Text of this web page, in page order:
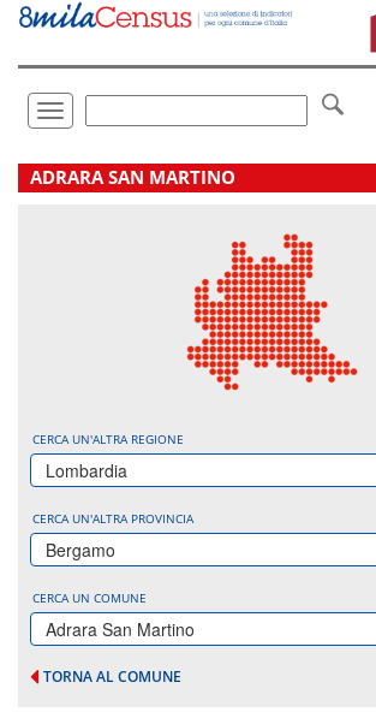
Vai
direttamente
Toggle
navigation
.
ADRARA SAN MARTINO
CERCA UN'ALTRA REGIONE
Lombardia
CERCA UN'ALTRA PROVINCIA
Bergamo
CERCA UN COMUNE
Adrara San Martino
TORNA AL COMUNE